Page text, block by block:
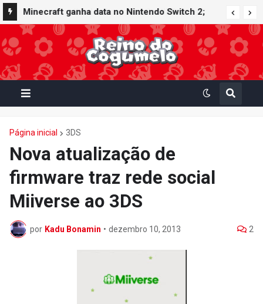
Minecraft ganha data no Nintendo Switch 2;
Super Mario Mash-Up receberá atualização
gráfica exclusiva
Página inicial 3DS
Nova atualização de
firmware traz rede social
Miiverse ao 3DS
por Kadu Bonamin • dezembro 10, 2013 2